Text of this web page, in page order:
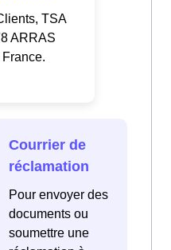
TSA
ARRAS
Courrier de
réclamation
Pour envoyer des
documents ou
soumettre une